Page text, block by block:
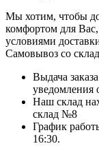
Мы хотим, чтобы
комфортом для
условиями
Самовывоз со
Выдача
уведомления
Наш склад
склад №8
График
16:30.